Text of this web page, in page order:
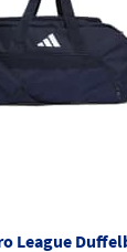
League